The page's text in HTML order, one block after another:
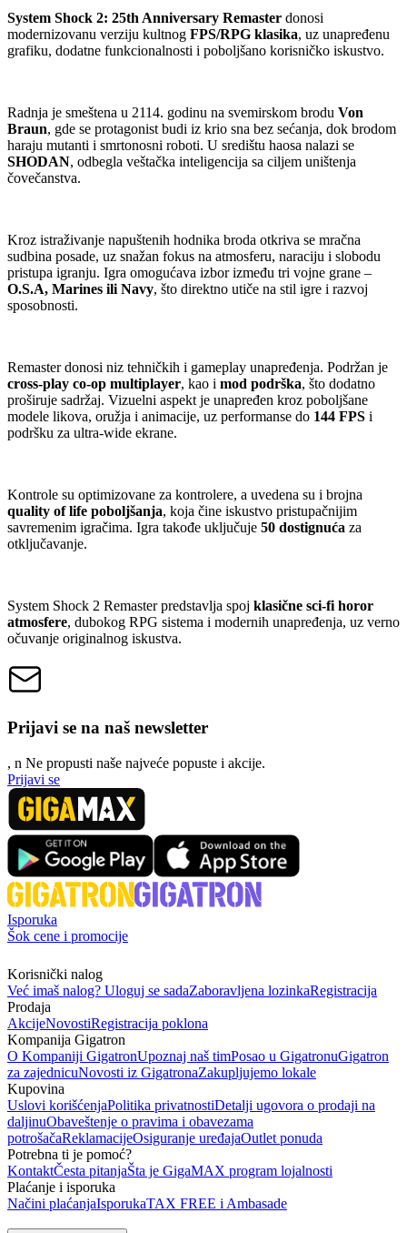
System Shock 2: 25th Anniversary Remaster donosi
modernizovanu verziju kultnog FPS/RPG klasika, uz unapređenu
grafiku, dodatne funkcionalnosti i poboljšano korisničko iskustvo.
Radnja je smeštena u 2114. godinu na svemirskom brodu Von
Braun, gde se protagonist budi iz krio sna bez sećanja, dok brodom
haraju mutanti i smrtonosni roboti. U središtu haosa nalazi se
SHODAN, odbegla veštačka inteligencija sa ciljem uništenja
čovečanstva.
Kroz istraživanje napuštenih hodnika broda otkriva se mračna
sudbina posade, uz snažan fokus na atmosferu, naraciju i slobodu
pristupa igranju. Igra omogućava izbor između tri vojne grane –
O.S.A, Marines ili Navy, što direktno utiče na stil igre i razvoj
sposobnosti.
Remaster donosi niz tehničkih i gameplay unapređenja. Podržan je
cross-play co-op multiplayer, kao i mod podrška, što dodatno
proširuje sadržaj. Vizuelni aspekt je unapređen kroz poboljšane
modele likova, oružja i animacije, uz performanse do 144 FPS i
podršku za ultra-wide ekrane.
Kontrole su optimizovane za kontrolere, a uvedena su i brojna
quality of life poboljšanja, koja čine iskustvo pristupačnijim
savremenim igračima. Igra takođe uključuje 50 dostignuća za
otključavanje.
System Shock 2 Remaster predstavlja spoj klasične sci-fi horor
atmosfere, dubokog RPG sistema i modernih unapređenja, uz verno
očuvanje originalnog iskustva.
Prijavi se na naš newsletter
, n Ne propusti naše najveće popuste i akcije.
Prijavi se
Isporuka
Šok cene i promocije
Korisnički nalog
Već imaš nalog? Uloguj se sadaZaboravljena lozinkaRegistracija
Prodaja
AkcijeNovostiRegistracija poklona
Kompanija Gigatron
O Kompaniji GigatronUpoznaj naš timPosao u GigatronuGigatron
za zajednicuNovosti iz GigatronaZakupljujemo lokale
Kupovina
Uslovi korišćenjaPolitika privatnostiDetalji ugovora o prodaji na
daljinuObaveštenje o pravima i obavezama
potrošačaReklamacijeOsiguranje uređajaOutlet ponuda
Potrebna ti je pomoć?
KontaktČesta pitanjaŠta je GigaMAX program lojalnosti
Plaćanje i isporuka
Načini plaćanjaIsporukaTAX FREE i Ambasade